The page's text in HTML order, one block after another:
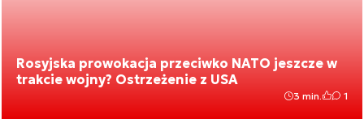
Rosyjska prowokacja przeciwko NATO jeszcze w
trakcie wojny? Ostrzeżenie z USA
3 min. 1